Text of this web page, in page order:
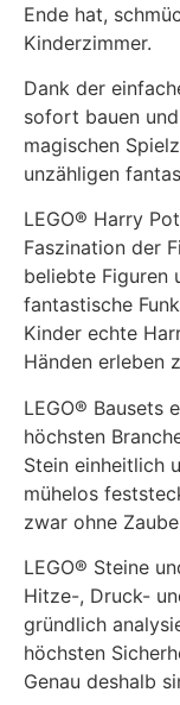
Ende hat,
Kinderzimmer.
Dank der
sofort bauen
magischen
unzähligen
LEGO® Harry
Faszination der
beliebte Figuren
fantastische
Kinder echte
Händen erleben
LEGO® Bausets
höchsten
Stein einheitlich
mühelos
zwar ohne
LEGO® Steine
Hitze-, Druck-
gründlich
höchsten
Genau deshalb